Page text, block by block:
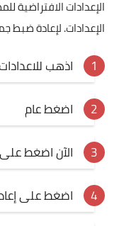
الإعدادات الافتراضية
الإعدادات. لإعادة ضبط
اذهب للاعدادات
اضغط عام
الآن اضغط
اضغط على